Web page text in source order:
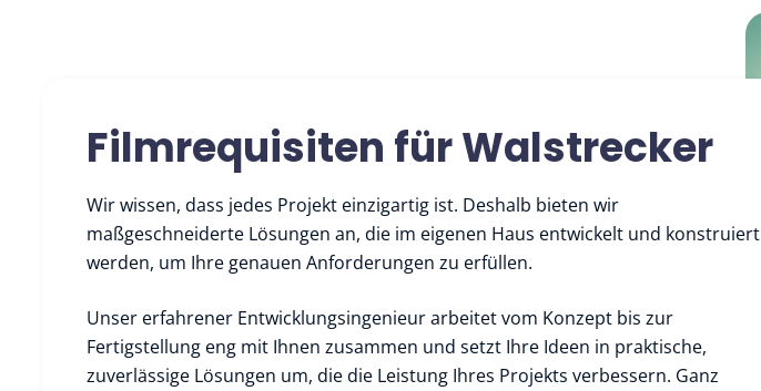
Filmrequisiten für Walstrecker
Wir wissen, dass jedes Projekt einzigartig ist. Deshalb bieten wir
maßgeschneiderte Lösungen an, die im eigenen Haus entwickelt und konstruiert
werden, um Ihre genauen Anforderungen zu erfüllen.
Unser erfahrener Entwicklungsingenieur arbeitet vom Konzept bis zur
Fertigstellung eng mit Ihnen zusammen und setzt Ihre Ideen in praktische,
zuverlässige Lösungen um, die die Leistung Ihres Projekts verbessern. Ganz